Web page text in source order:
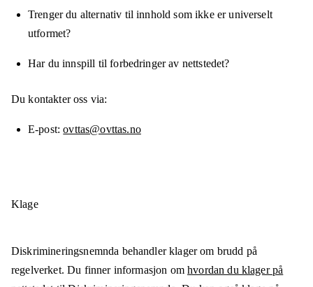
Trenger du alternativ til innhold som ikke er universelt
utformet?
Har du innspill til forbedringer av nettstedet?
Du kontakter oss via:
E-post ovttas@ovttas.no
Klage
Diskrimineringsnemnda behandler klager om brudd på
regelverket. Du finner informasjon omhvordan du klager på